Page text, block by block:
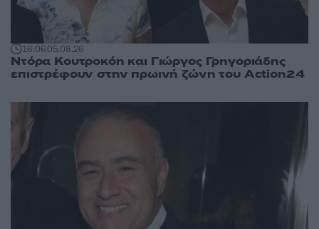
16:0605.08.26
Ντόρα Κουτροκόη και Γιώργος Γρηγοριάδης
επιστρέφουν στην πρωινή ζώνη του Action24